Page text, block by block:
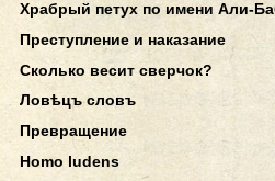
Храбрый петух по имени Али-
Преступление и наказание
Сколько весит сверчок?
Ловѣцъ словъ
Превращение
Homo ludens